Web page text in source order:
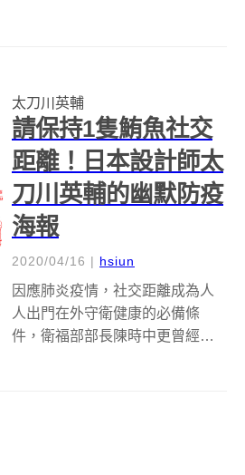
克斯．法弗利（Felix Pfäffli...
太刀川英輔
請保持1隻鮪魚社交
距離！日本設計師太
刀川英輔的幽默防疫
海報
2020/04/16 | hsiun
因應肺炎疫情，社交距離成為人
人出門在外守衛健康的必備條
件，衛福部部長陳時中更曾經說